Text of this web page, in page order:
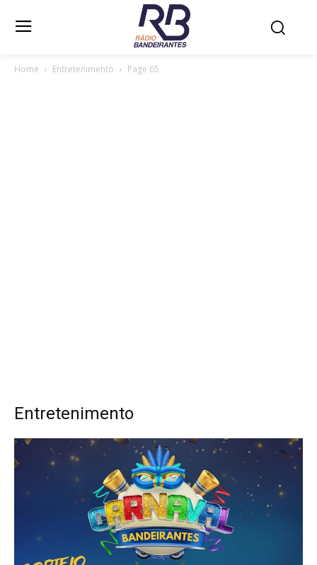
Home Entretenimento Page 65
Entretenimento